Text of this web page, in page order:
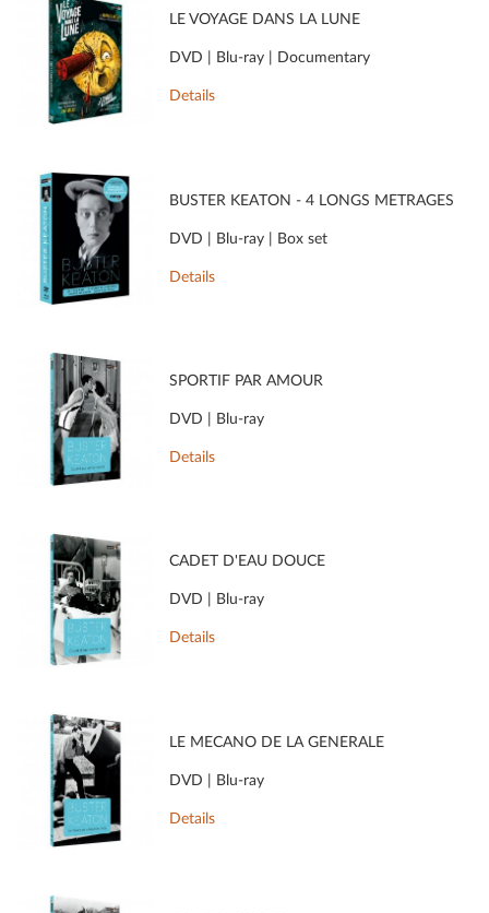
LE VOYAGE DANS LA LUNE
DVD | Blu-ray | Documentary
Details
BUSTER KEATON - 4 LONGS MÉTRAGES
DVD | Blu-ray | Box set
Details
SPORTIF PAR AMOUR
DVD | Blu-ray
Details
CADET D'EAU DOUCE
DVD | Blu-ray
Details
LE MÉCANO DE LA GÉNÉRALE
DVD | Blu-ray
Details